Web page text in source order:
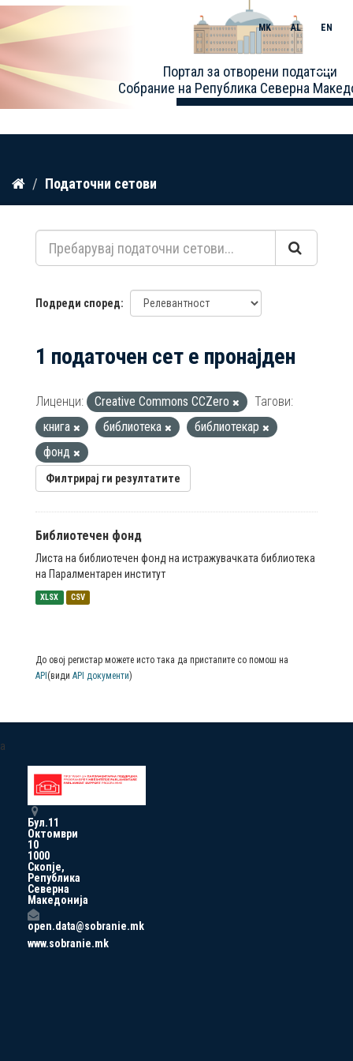
Прескокнете
содржина
Портал за отворени податоци
Собрание на Република Северна
MK AL EN
Toggle
Податочни сетови
Подреди според
1 податочен сет е пронајден
Лиценци: Creative Commons CCZero
Тагови:
книга
библиотека
библиотекар
фонд
Филтрирај ги резултатите
Библиотечен фонд
Листа на библиотечен фонд на истражувачката библиотека
на Паралментарен институт
XLSX CSV
До овој регистар можете исто така да пристапите со помош на
API (види API документи)
a
Бул.11
Октомври
10
1000
Скопје,
Република
Северна
Македонија
open.data@sobranie.mk
www.sobranie.mk